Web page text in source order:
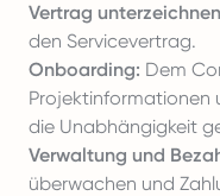
Vertrag
den Servicevertrag.
Onboarding: Dem
Projektinformationen
die Unabhängigkeit
Verwaltung und
überwachen und